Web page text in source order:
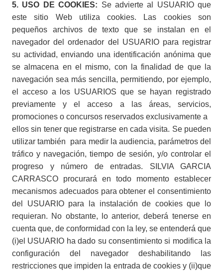
5. USO DE COOKIES: Se advierte al USUARIO que
este sitio Web utiliza cookies. Las cookies son
pequeños archivos de texto que se instalan en el
navegador del ordenador del USUARIO para registrar
su actividad, enviando una identificación anónima que
se almacena en el mismo, con la finalidad de que la
navegación sea más sencilla, permitiendo, por ejemplo,
el acceso a los USUARIOS que se hayan registrado
previamente y el acceso a las áreas, servicios,
promociones o concursos reservados exclusivamente a
ellos sin tener que registrarse en cada visita. Se pueden
utilizar también para medir la audiencia, parámetros del
tráfico y navegación, tiempo de sesión, y/o controlar el
progreso y número de entradas. SILVIA GARCIA
CARRASCO procurará en todo momento establecer
mecanismos adecuados para obtener el consentimiento
del USUARIO para la instalación de cookies que lo
requieran. No obstante, lo anterior, deberá tenerse en
cuenta que, de conformidad con la ley, se entenderá que
(i)el USUARIO ha dado su consentimiento si modifica la
configuración del navegador deshabilitando las
restricciones que impiden la entrada de cookies y (ii)que